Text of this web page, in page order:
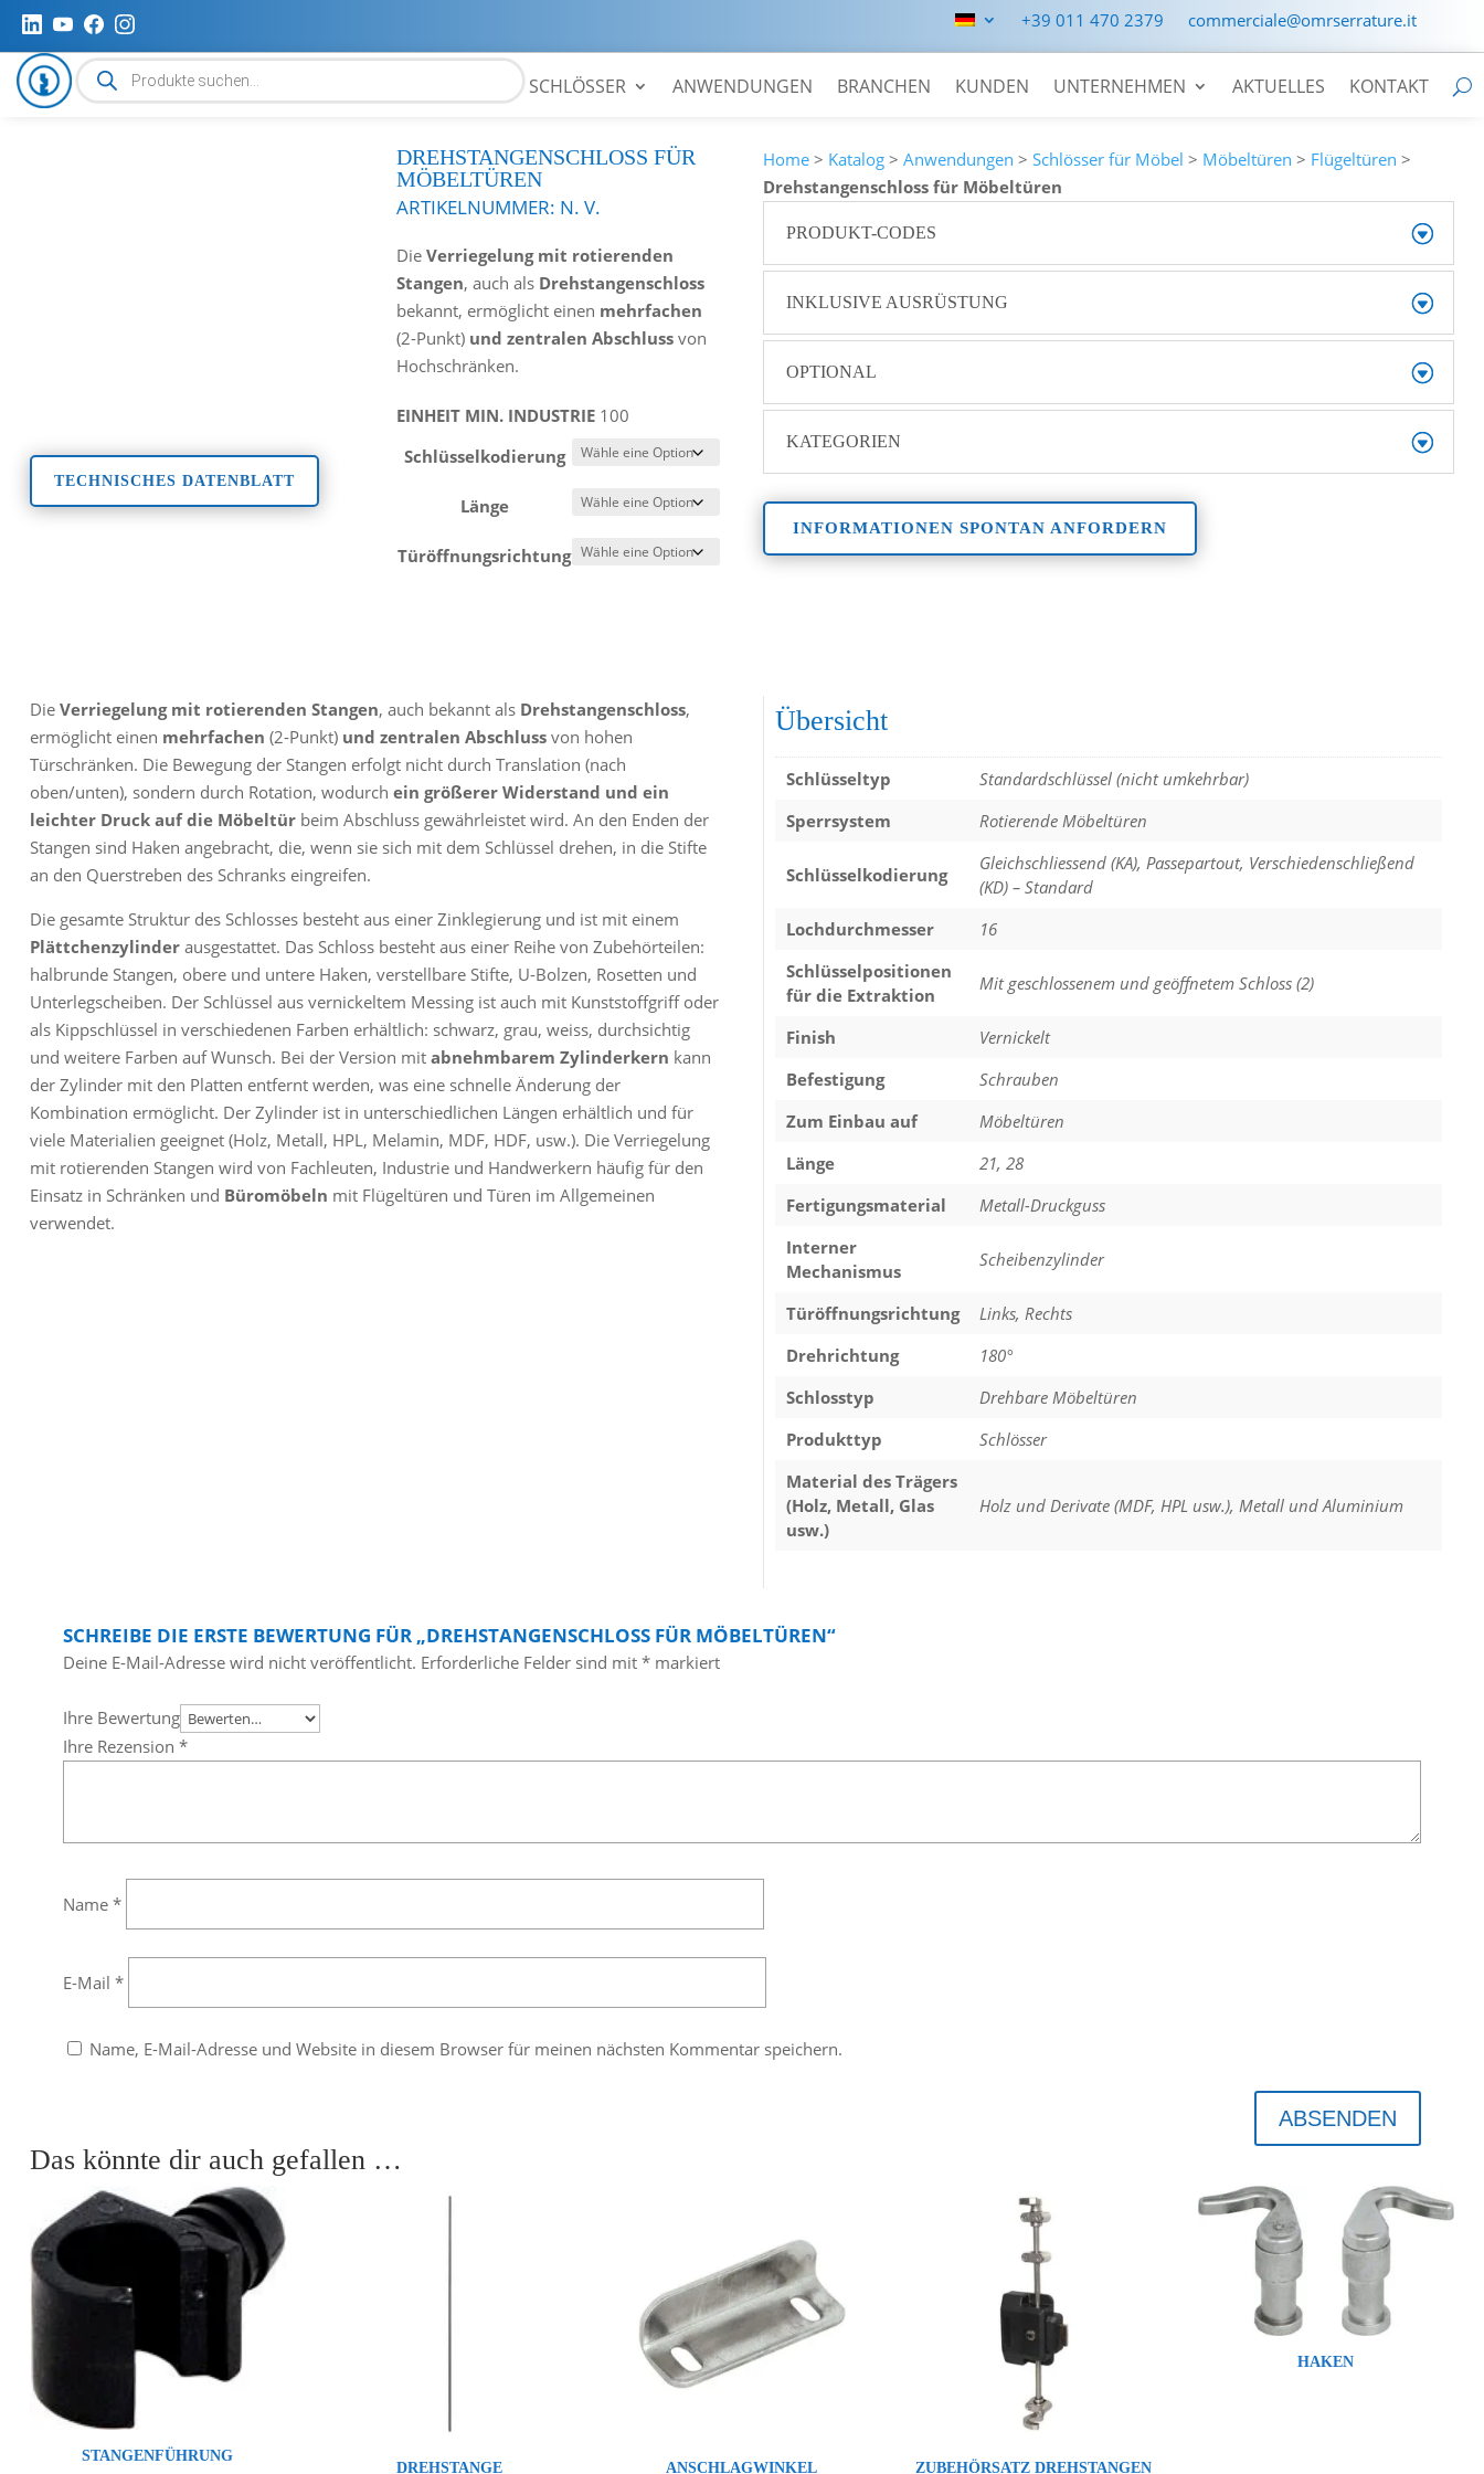
+39 011 470 2379 commerciale@omrserrature.it
Produktsuche
SCHLÖSSER ANWENDUNGEN BRANCHEN KUNDEN UNTERNEHMEN AKTUELLES KONTAKT
TECHNISCHES DATENBLATT
DREHSTANGENSCHLOSS FÜR
MÖBELTÜREN
ARTIKELNUMMER: N. V.
DieVerriegelung mit rotierenden
Stangen, auch als Drehstangenschloss
bekannt, ermöglicht einen mehrfachen
(2-Punkt) und zentralen Abschluss von
Hochschränken.
EINHEIT MIN. INDUSTRIE 100
Schlüsselkodierung
Länge
Türöffnungsrichtung
Home > Katalog >Anwendungen >Schlösser für Möbel > Möbeltüren > Flügeltüren >
Drehstangenschloss für Möbeltüren
PRODUKT-CODES
INKLUSIVE AUSRÜSTUNG
OPTIONAL
KATEGORIEN
INFORMATIONEN SPONTAN ANFORDERN
Die Verriegelung mit rotierenden Stangen, auch bekannt als Drehstangenschloss,
ermöglicht einen mehrfachen (2-Punkt) und zentralen Abschlussvon hohen
Türschränken. Die Bewegung der Stangen erfolgt nicht durch Translation (nach
oben/unten), sondern durch Rotation, wodurch ein größerer Widerstand und ein
leichter Druck auf die Möbeltürbeim Abschluss gewährleistet wird. An den Enden der
Stangen sind Haken angebracht, die, wenn sie sich mit dem Schlüssel drehen, in die Stifte
an den Querstreben des Schranks eingreifen.
Die gesamte Struktur des Schlosses besteht aus einer Zinklegierung und ist mit einem
Plättchenzylinderausgestattet. Das Schloss besteht aus einer Reihe von Zubehörteilen:
halbrunde Stangen, obere und untere Haken, verstellbare Stifte, U-Bolzen, Rosetten und
Unterlegscheiben. Der Schlüssel aus vernickeltem Messing ist auch mit Kunststoffgriff oder
als Kippschlüssel in verschiedenen Farben erhältlich: schwarz, grau, weiss, durchsichtig
und weitere Farben auf Wunsch. Bei der Version mit abnehmbarem Zylinderkern kann
der Zylinder mit den Platten entfernt werden, was eine schnelle Änderung der
Kombination ermöglicht. Der Zylinder ist in unterschiedlichen Längen erhältlich und für
viele Materialien geeignet (Holz, Metall, HPL, Melamin, MDF, HDF, usw.). Die Verriegelung
mit rotierenden Stangen wird von Fachleuten, Industrie und Handwerkern häufig für den
Einsatz in Schränken und Büromöbeln mit Flügeltüren und Türen im Allgemeinen
verwendet.
Übersicht
Schlüsseltyp
Standardschlüssel (nicht umkehrbar)
Sperrsystem
Rotierende Möbeltüren
Schlüsselkodierung
Gleichschliessend (KA), Passepartout, Verschiedenschließend
(KD) – Standard
Lochdurchmesser
16
Schlüsselpositionen
für die Extraktion
Mit geschlossenem und geöffnetem Schloss (2)
Finish
Vernickelt
Befestigung
Schrauben
Zum Einbau auf
Möbeltüren
Länge
21, 28
Fertigungsmaterial
Metall-Druckguss
Interner
Mechanismus
Scheibenzylinder
Türöffnungsrichtung
Links, Rechts
Drehrichtung
180°
Schlosstyp
Drehbare Möbeltüren
Produkttyp
Schlösser
Material des Trägers
(Holz, Metall, Glas
usw.)
Holz und Derivate (MDF, HPL usw.), Metall und Aluminium
SCHREIBE DIE ERSTE BEWERTUNG FÜR „DREHSTANGENSCHLOSS FÜR MÖBELTÜREN“
Deine E-Mail-Adresse wird nicht veröffentlicht. Erforderliche Felder sind mit *markiert
Ihre Bewertung
Ihre Rezension *
Name *
E-Mail *
Name, E-Mail-Adresse und Website in diesem Browser für meinen nächsten Kommentar speichern.
ABSENDEN
Das könnte dir auch gefallen …
STANGENFÜHRUNG
DREHSTANGE ANSCHLAGWINKEL ZUBEHÖRSATZ DREHSTANGEN
HAKEN